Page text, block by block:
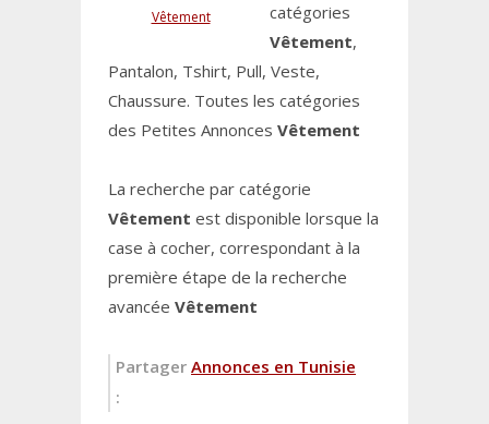
Vêtement
catégories
Vêtement,
Pantalon, Tshirt, Pull, Veste,
Chaussure. Toutes les catégories
des Petites Annonces Vêtement
La recherche par catégorie
Vêtement est disponible lorsque la
case à cocher, correspondant à la
première étape de la recherche
avancée Vêtement
Partager Annonces en Tunisie
: